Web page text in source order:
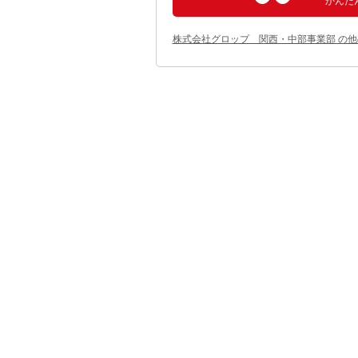
株式会社グロップ 関西・中部事業部 の他